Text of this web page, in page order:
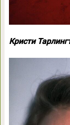
Кристи